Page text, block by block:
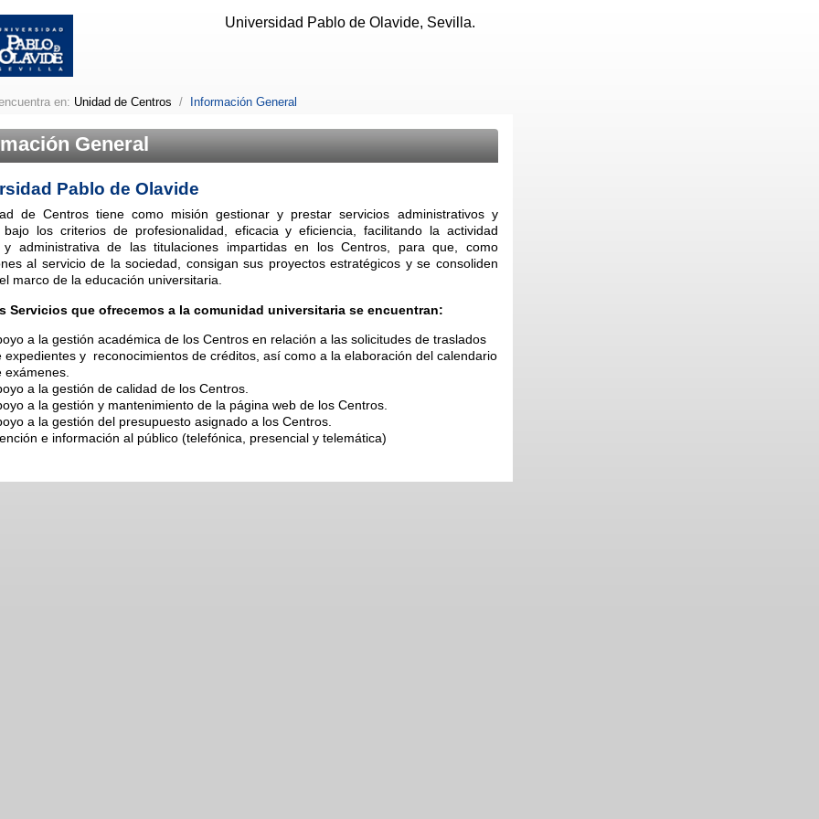
Universidad Pablo de Olavide, Sevilla.
en: Unidad de Centros / Información General
General
Pablo de Olavide
de Centros tiene como misión gestionar y prestar servicios administrativos y
bajo los criterios de profesionalidad, eficacia y eficiencia, facilitando la actividad
y administrativa de las titulaciones impartidas en los Centros, para que, como
al servicio de la sociedad, consigan sus proyectos estratégicos y se consoliden
marco de la educación universitaria.
Servicios que ofrecemos a la comunidad universitaria se encuentran:
a la gestión académica de los Centros en relación a las solicitudes de traslados
expedientes y reconocimientos de créditos, así como a la elaboración del calendario
exámenes.
a la gestión de calidad de los Centros.
a la gestión y mantenimiento de la página web de los Centros.
a la gestión del presupuesto asignado a los Centros.
e información al público (telefónica, presencial y telemática)